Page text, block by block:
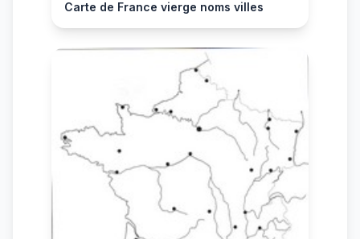
Carte de France vierge noms villes